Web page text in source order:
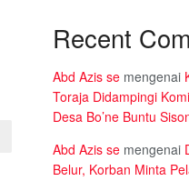
Recent
Abd Azis se mengenai
Toraja Didampingi
Desa Bo’ne Buntu
Abd Azis se mengenai
Belur, Korban Minta